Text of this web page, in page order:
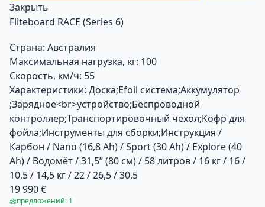
Закрыть
Fliteboard RACE (Series 6)
Страна: Австралия
Максимальная нагрузка, кг: 100
Скорость, км/ч: 55
Характеристики: Доска;Efoil система;Аккумулятор
;Зарядное<br>устройство;Беспроводной
контроллер;Транспортировочный чехол;Кофр для
фойла;Инструменты для сборки;Инструкция /
Карбон / Nano (16,8 Ah) / Sport (30 Ah) / Explore (40
Ah) / Водомёт / 31,5” (80 см) / 58 литров / 16 кг / 16 /
10,5 / 14,5 кг / 22 / 26,5 / 30,5
19 990 €
предложений: 1